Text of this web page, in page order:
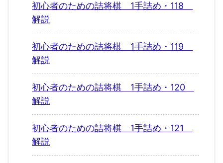
初心者のための詰将棋 1手詰め・118
解説
初心者のための詰将棋 1手詰め・119
解説
初心者のための詰将棋 1手詰め・120
解説
初心者のための詰将棋 1手詰め・121
解説